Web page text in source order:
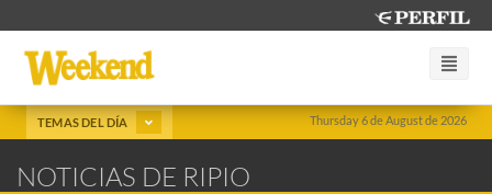
Thursday 6 de August de 2026
TEMAS DEL DÍA
NOTICIAS DE RIPIO